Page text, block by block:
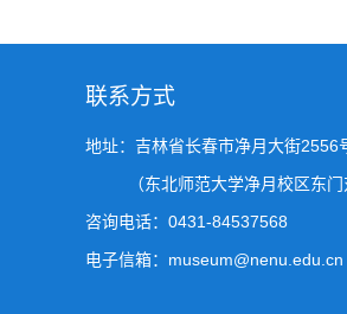
联系方式
地址：吉林省长春市净月大街2556
（东北师范大学净月校区东门
咨询电话：0431-84537568
电子信箱：museum@nenu.edu.cn